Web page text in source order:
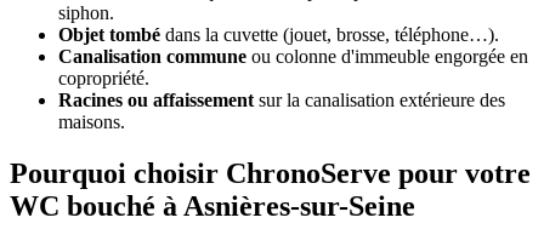
siphon.
Objet tombé dans la cuvette (jouet, brosse, téléphone…).
Canalisation commune ou colonne d'immeuble engorgée en
copropriété.
Racines ou affaissement sur la canalisation extérieure des
maisons.
Pourquoi choisir ChronoServe pour votre
WC bouché à Asnières-sur-Seine